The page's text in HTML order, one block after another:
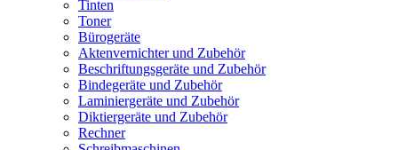
Tinten
Toner
Bürogeräte
Aktenvernichter und Zubehör
Beschriftungsgeräte und Zubehör
Bindegeräte und Zubehör
Laminiergeräte und Zubehör
Diktiergeräte und Zubehör
Rechner